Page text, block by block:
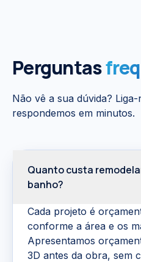
Perguntas
Não vê a sua dúvida? Liga-
respondemos em minutos.
Quanto custa
banho?
Cada projeto é
conforme a área e os
Apresentamos
3D antes da obra, sem